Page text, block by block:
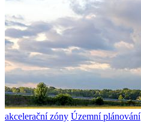
akcelerační zóny Územní plánování